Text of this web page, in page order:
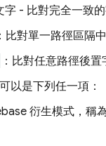
字 - 比對完全一致
：比對單一路徑區隔
：比對任意路徑後置
以是下列任一項：
衍生模式，稱